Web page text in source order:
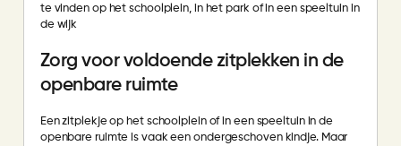
te vinden op het schoolplein, in het park of in een speeltuin in
de wijk
Zorg voor voldoende zitplekken in de
openbare ruimte
Een zitplekje op het schoolplein of in een speeltuin in de
openbare ruimte is vaak een ondergeschoven kindje. Maar